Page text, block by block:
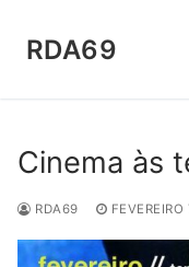
paraRDA69
Cinema às
RDA69 FEVEREIRO